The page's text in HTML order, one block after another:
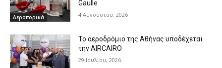
Αεροπορικά
Gaulle
4 Αυγούστου, 2026
Το αεροδρόμιο της Αθήνας υποδέχεται
την AIRCAIRO
29 Ιουλίου, 2026